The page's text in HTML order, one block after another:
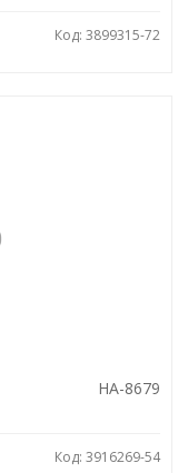
Код: 3899315-72
HA-8679
Код: 3916269-54